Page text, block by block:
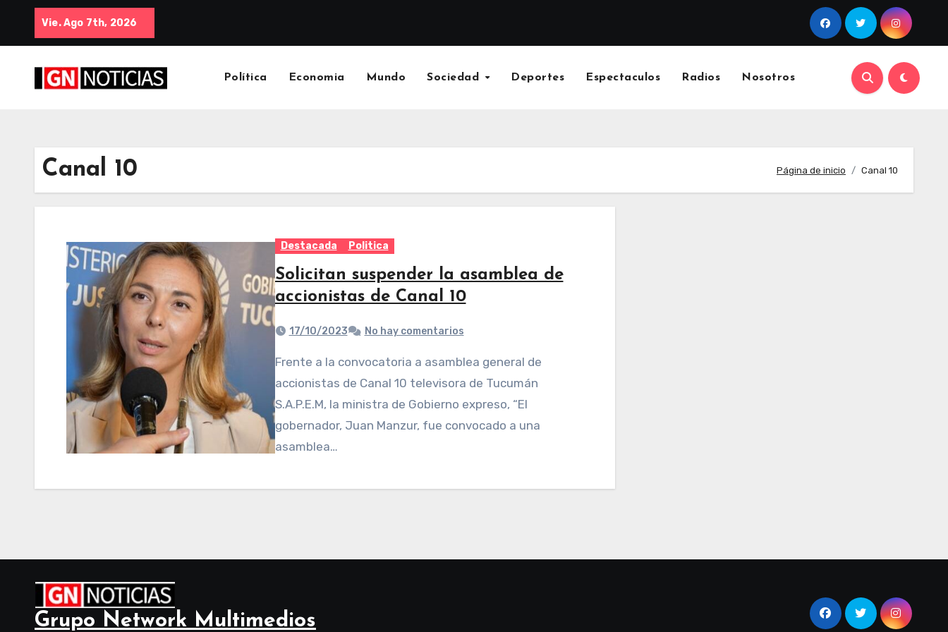
Vie. Ago 7th, 2026
Política Economia Mundo Sociedad Deportes Espectaculos Radios Nosotros
Canal 10 Página de inicio Canal 10
Destacada Politica
Solicitan suspender la asamblea de
accionistas de Canal 10
17/10/2023 No hay comentarios
Frente a la convocatoria a asamblea general de
accionistas de Canal 10 televisora de Tucumán
S.A.P.E.M, la ministra de Gobierno expreso, “El
gobernador, Juan Manzur, fue convocado a una
asamblea…
Grupo Network Multimedios